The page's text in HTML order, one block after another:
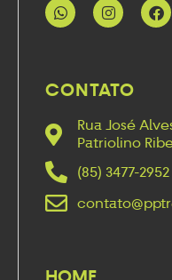
CONTATO
Rua José
Patriolino
(85) 3477-2952